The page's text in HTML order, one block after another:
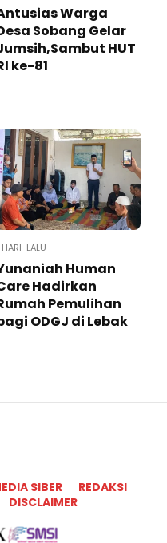
Warga
Sobang Gelar
HUT
ke-81
HARI LALU
Human
Hadirkan
Pemulihan
ODGJ di Lebak
SIBER
REDAKSI
DISCLAIMER